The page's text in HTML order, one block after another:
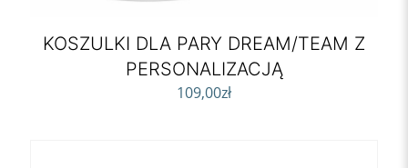
KOSZULKI DLA PARY DREAM/TEAM Z
PERSONALIZACJĄ
109,00zł